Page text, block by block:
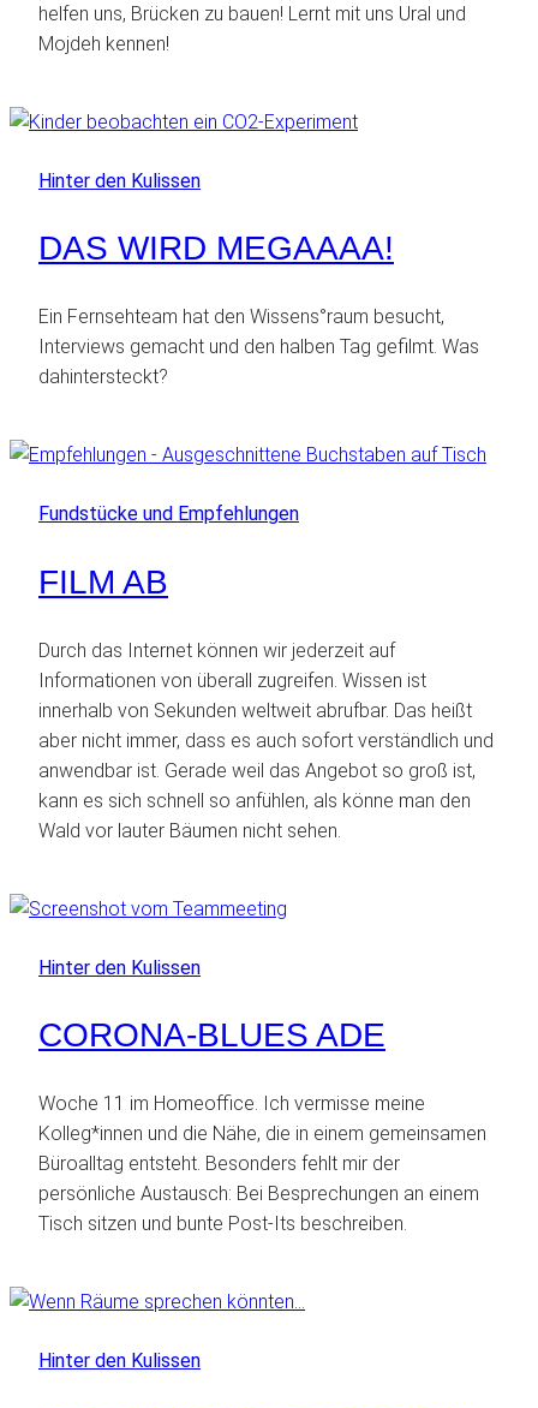
helfen uns, Brücken zu bauen! Lernt mit uns Ural und
Mojdeh kennen!
Hinter den Kulissen
DAS WIRD MEGAAAA!
Ein Fernsehteam hat den Wissens°raum besucht,
Interviews gemacht und den halben Tag gefilmt. Was
dahintersteckt?
Fundstücke und Empfehlungen
FILM AB
Durch das Internet können wir jederzeit auf
Informationen von überall zugreifen. Wissen ist
innerhalb von Sekunden weltweit abrufbar. Das heißt
aber nicht immer, dass es auch sofort verständlich und
anwendbar ist. Gerade weil das Angebot so groß ist,
kann es sich schnell so anfühlen, als könne man den
Wald vor lauter Bäumen nicht sehen.
Hinter den Kulissen
CORONA-BLUES ADE
Woche 11 im Homeoffice. Ich vermisse meine
Kolleg*innen und die Nähe, die in einem gemeinsamen
Büroalltag entsteht. Besonders fehlt mir der
persönliche Austausch: Bei Besprechungen an einem
Tisch sitzen und bunte Post-Its beschreiben.
Hinter den Kulissen